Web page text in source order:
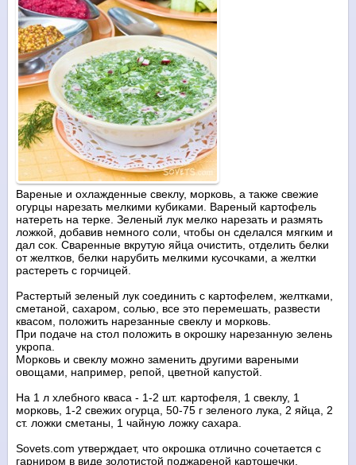
Вареные и охлажденные свеклу, морковь, а также свежие
огурцы нарезать мелкими кубиками. Вареный картофель
натереть на терке. Зеленый лук мелко нарезать и размять
ложкой, добавив немного соли, чтобы он сделался мягким и
дал сок. Сваренные вкрутую яйца очистить, отделить белки
от желтков, белки нарубить мелкими кусочками, а желтки
растереть с горчицей.
Растертый зеленый лук соединить с картофелем, желтками,
сметаной, сахаром, солью, все это перемешать, развести
квасом, положить нарезанные свеклу и морковь.
При подаче на стол положить в окрошку нарезанную зелень
укропа.
Морковь и свеклу можно заменить другими вареными
овощами, например, репой, цветной капустой.
На 1 л хлебного кваса - 1-2 шт. картофеля, 1 свеклу, 1
морковь, 1-2 свежих огурца, 50-75 г зеленого лука, 2 яйца, 2
ст. ложки сметаны, 1 чайную ложку сахара.
Sovets.com утверждает, что окрошка отлично сочетается с
гарниром в виде золотистой поджареной картошечки.